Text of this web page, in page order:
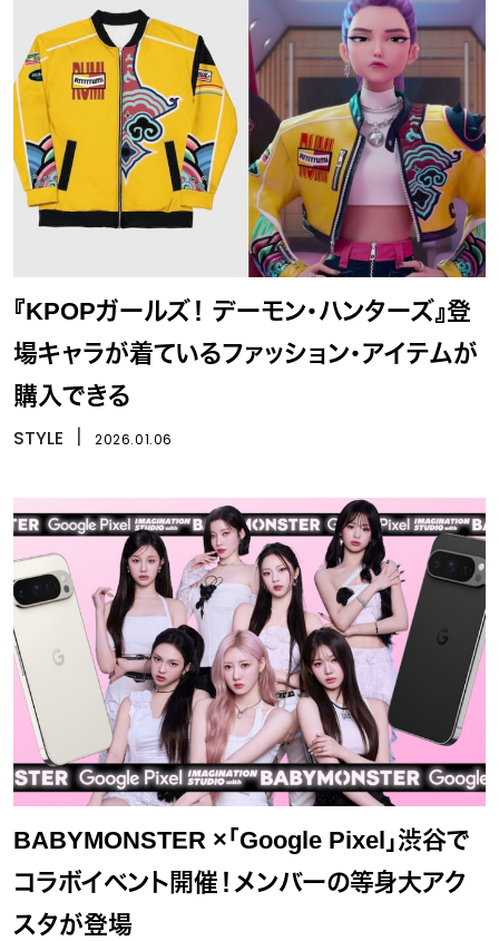
『KPOPガールズ！ デーモン・ハンターズ』登
場キャラが着ているファッション・アイテムが
購入できる
STYLE 2026.01.06
BABYMONSTER ×「Google Pixel」渋谷で
コラボイベント開催！メンバーの等身大アク
スタが登場